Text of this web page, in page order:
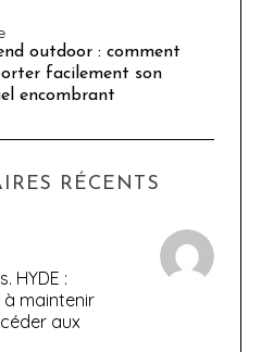
outdoor : comment
facilement son
encombrant
RÉCENTS
HYDE :
à maintenir
aux